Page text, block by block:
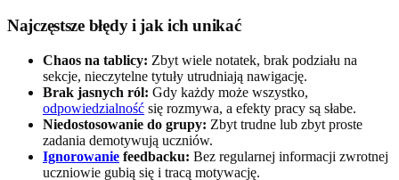
Najczęstsze błędy i jak ich unikać
Chaos na tablicy: Zbyt wiele notatek, brak podziału na
sekcje, nieczytelne tytuły utrudniają nawigację.
Brak jasnych ról: Gdy każdy może wszystko,
odpowiedzialność się rozmywa, a efekty pracy są słabe.
Niedostosowanie do grupy: Zbyt trudne lub zbyt proste
zadania demotywują uczniów.
Ignorowanie feedbacku: Bez regularnej informacji zwrotnej
uczniowie gubią się i tracą motywację.